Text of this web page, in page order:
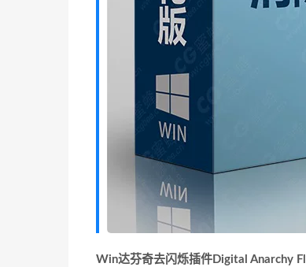
Win达芬奇去闪烁插件Digital Anarchy